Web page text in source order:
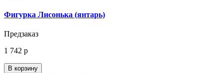
Фигурка Лисонька (янтарь)
Предзаказ
1 742 р
В корзину